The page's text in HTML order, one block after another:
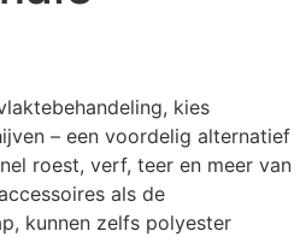
kies
– een voordelig alternatief
roest, verf, teer en meer van
als de
kunnen zelfs polyester